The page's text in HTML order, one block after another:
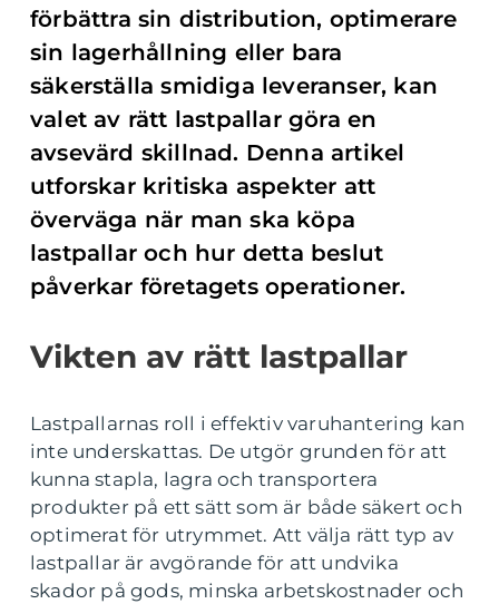
förbättra sin distribution, optimerare
sin lagerhållning eller bara
säkerställa smidiga leveranser, kan
valet av rätt lastpallar göra en
avsevärd skillnad. Denna artikel
utforskar kritiska aspekter att
överväga när man ska köpa
lastpallar och hur detta beslut
påverkar företagets operationer.
Vikten av rätt lastpallar
Lastpallarnas roll i effektiv varuhantering kan
inte underskattas. De utgör grunden för att
kunna stapla, lagra och transportera
produkter på ett sätt som är både säkert och
optimerat för utrymmet. Att välja rätt typ av
lastpallar är avgörande för att undvika
skador på gods, minska arbetskostnader och